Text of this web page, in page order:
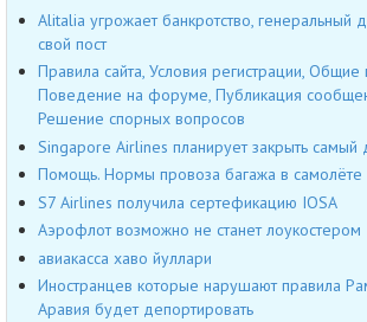
Alitalia угрожает банкротство, генеральный
свой пост
Правила сайта, Условия регистрации,
Поведение на форуме, Публикация
Решение спорных вопросов
Singapore Airlines планирует закрыть самый
Помощь. Нормы провоза багажа в самолёте
S7 Airlines получила сертефикацию IOSA
Аэрофлот возможно не станет лоукостером
авиакасса хаво йуллари
Иностранцев которые нарушают правила
Аравия будет депортировать